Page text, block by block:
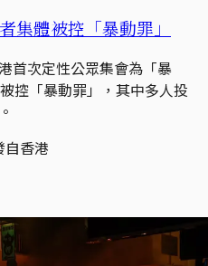
集體被控「暴動罪」
首次定性公眾集會為「暴
控「暴動罪」，其中多人投
自香港